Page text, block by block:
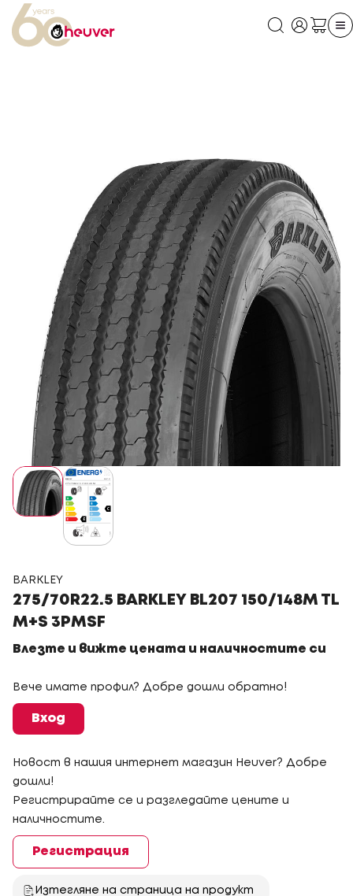
BARKLEY
275/70R22.5 BARKLEY BL207 150/148M TL
M+S 3PMSF
Влезте и вижте цената и наличностите си
Вече имате профил? Добре дошли обратно!
Вход
Новост в нашия интернет магазин Heuver? Добре
дошли!
Регистрирайте се и разгледайте цените и
наличностите.
Регистрация
Изтегляне на страница на продукт